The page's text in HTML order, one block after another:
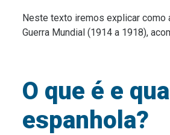
Neste texto iremos explicar como
Guerra Mundial (1914 a 1918),
O que é e
espanhola?